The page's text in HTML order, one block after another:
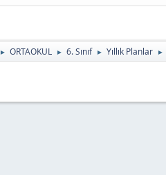
► ORTAOKUL ► 6. Sınıf ► Yıllık Planlar ►